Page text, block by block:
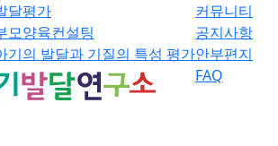
달평가
모양육컨설팅
기의 발달과 기질의 특성 평가
커뮤니티
공지사항
안부편지
FAQ